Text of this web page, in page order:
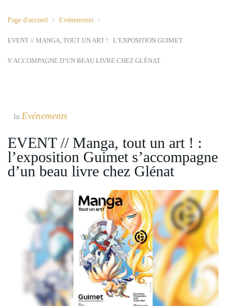
Page d'accueil > Evénements >
EVENT // MANGA, TOUT UN ART ! : L’EXPOSITION GUIMET
S’ACCOMPAGNE D’UN BEAU LIVRE CHEZ GLÉNAT
In Evénements
EVENT // Manga, tout un art ! :
l’exposition Guimet s’accompagne
d’un beau livre chez Glénat